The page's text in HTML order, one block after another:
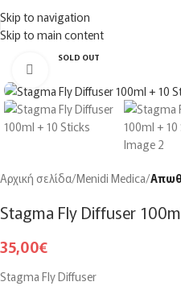
Skip to navigation
Skip to main content
MENU
SOLD OUT
Αρχική σελίδα Menidi Medica
Stagma Fly Diffuser
35,00€
Stagma Fly Diffuser